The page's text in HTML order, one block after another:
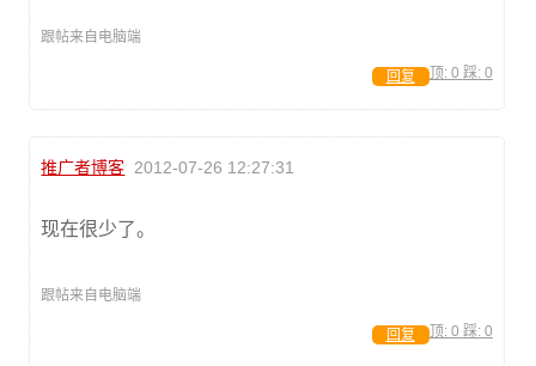
跟帖来自电脑端
顶: 0 踩: 0
回复
推广者博客 2012-07-26 12:27:31
现在很少了。
跟帖来自电脑端
顶: 0 踩: 0
回复